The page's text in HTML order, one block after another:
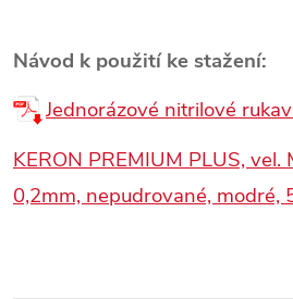
Návod k použití ke stažení:
Jednorázové nitrilové
KERON PREMIUM PLUS, vel.
0,2mm, nepudrované, modré,